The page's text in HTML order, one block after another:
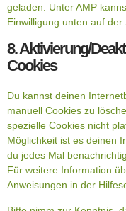
geladen. Unter AMP
Einwilligung unten auf der
8. Aktivierung/
Cookies
Du kannst deinen
manuell Cookies zu
spezielle Cookies nicht
Möglichkeit ist es deinen
du jedes Mal
Für weitere Information
Anweisungen in der